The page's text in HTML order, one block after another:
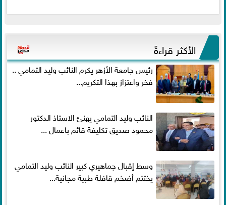
الأكثر قراءةً
رئيس جامعة الأزهر يكرم النائب وليد التمامي ..
فخر واعتزاز بهذا التكريم...
النائب وليد التمامي يهنئ الاستاذ الدكتور
محمود صديق تكليفة قائم باعمال ...
وسط إقبال جماهيري كبير النائب وليد التمامي
يختتم أضخم قافلة طبية مجانية...